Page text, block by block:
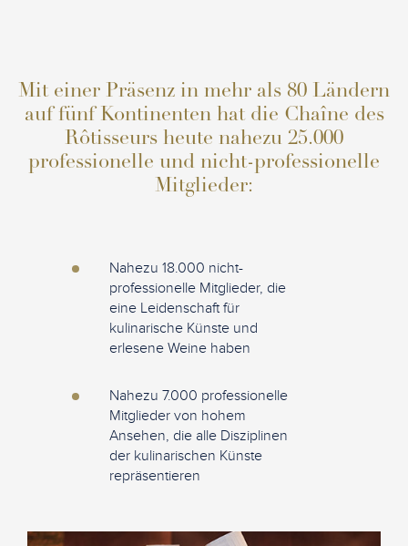
Mit einer Präsenz in mehr als 80 Ländern
auf fünf Kontinenten hat die Chaîne des
Rôtisseurs heute nahezu 25.000
professionelle und nicht-professionelle
Mitglieder:
Nahezu 18.000 nicht-
professionelle Mitglieder, die
eine Leidenschaft für
kulinarische Künste und
erlesene Weine haben
Nahezu 7.000 professionelle
Mitglieder von hohem
Ansehen, die alle Disziplinen
der kulinarischen Künste
repräsentieren